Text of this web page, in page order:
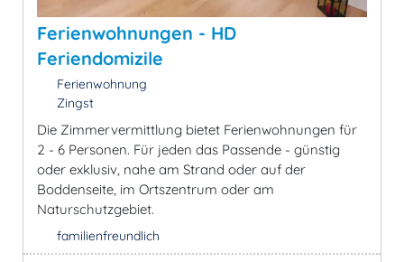
Ferienwohnungen - HD
Feriendomizile
Ferienwohnung
Zingst
Die Zimmervermittlung bietet Ferienwohnungen für
2 - 6 Personen. Für jeden das Passende - günstig
oder exklusiv, nahe am Strand oder auf der
Boddenseite, im Ortszentrum oder am
Naturschutzgebiet.
familienfreundlich